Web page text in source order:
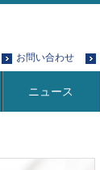
お問い合わせ
ニュース